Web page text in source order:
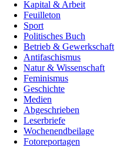
Kapital & Arbeit
Feuilleton
Sport
Politisches Buch
Betrieb & Gewerkschaft
Antifaschismus
Natur & Wissenschaft
Feminismus
Geschichte
Medien
Abgeschrieben
Leserbriefe
Wochenendbeilage
Fotoreportagen